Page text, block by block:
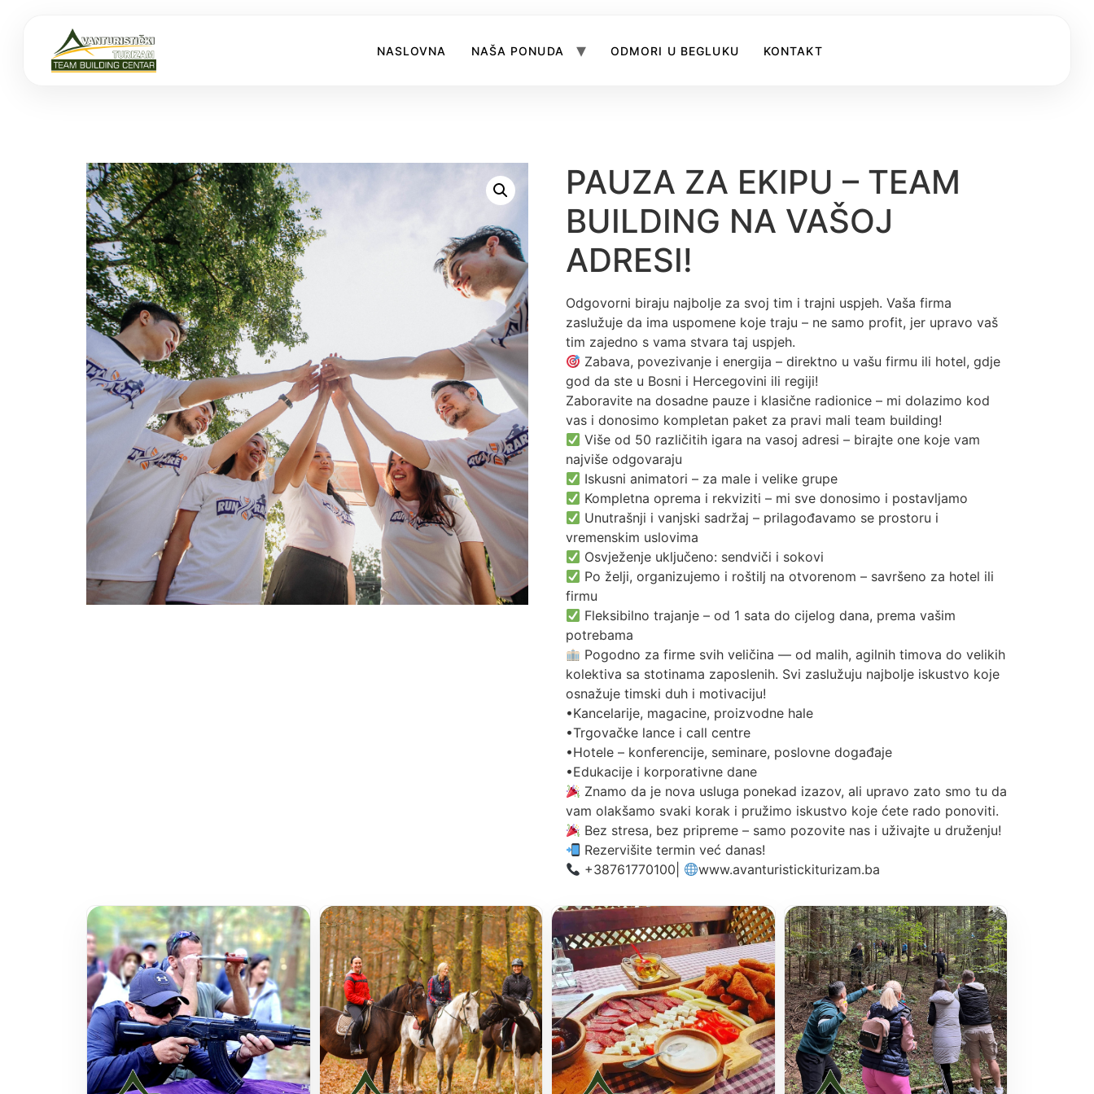
NASLOVNA NAŠA PONUDA ODMORI U BEGLUKU KONTAKT
PAUZA ZA EKIPU – TEAM
BUILDING NA VAŠOJ
ADRESI!
Odgovorni biraju najbolje za svoj tim i trajni uspjeh. Vaša firma
zaslužuje da ima uspomene koje traju – ne samo profit, jer upravo vaš
tim zajedno s vama stvara taj uspjeh.
Zabava, povezivanje i energija – direktno u vašu firmu ili hotel, gdje
god da ste u Bosni i Hercegovini ili regiji!
Zaboravite na dosadne pauze i klasične radionice – mi dolazimo kod
vas i donosimo kompletan paket za pravi mali team building!
Više od 50 različitih igara na vasoj adresi – birajte one koje vam
najviše odgovaraju
Iskusni animatori – za male i velike grupe
Kompletna oprema i rekviziti – mi sve donosimo i postavljamo
Unutrašnji i vanjski sadržaj – prilagođavamo se prostoru i
vremenskim uslovima
Osvježenje uključeno: sendviči i sokovi
Po želji, organizujemo i roštilj na otvorenom – savršeno za hotel ili
firmu
Fleksibilno trajanje – od 1 sata do cijelog dana, prema vašim
potrebama
Pogodno za firme svih veličina — od malih, agilnih timova do velikih
kolektiva sa stotinama zaposlenih. Svi zaslužuju najbolje iskustvo koje
osnažuje timski duh i motivaciju!
•Kancelarije, magacine, proizvodne hale
•Trgovačke lance i call centre
•Hotele – konferencije, seminare, poslovne događaje
•Edukacije i korporativne dane
Znamo da je nova usluga ponekad izazov, ali upravo zato smo tu da
vam olakšamo svaki korak i pružimo iskustvo koje ćete rado ponoviti.
Bez stresa, bez pripreme – samo pozovite nas i uživajte u druženju!
Rezervišite termin već danas!
‪+38761770100‬|
www.avanturistickiturizam.ba